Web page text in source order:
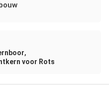
,
voor Rots